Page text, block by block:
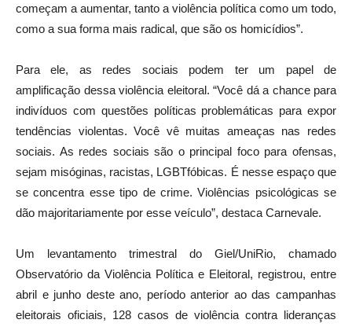
começam a aumentar, tanto a violência política como um todo,
como a sua forma mais radical, que são os homicídios”.
Para ele, as redes sociais podem ter um papel de
amplificação dessa violência eleitoral. “Você dá a chance para
indivíduos com questões políticas problemáticas para expor
tendências violentas. Você vê muitas ameaças nas redes
sociais. As redes sociais são o principal foco para ofensas,
sejam misóginas, racistas, LGBTfóbicas. É nesse espaço que
se concentra esse tipo de crime. Violências psicológicas se
dão majoritariamente por esse veículo”, destaca Carnevale.
Um levantamento trimestral do Giel/UniRio, chamado
Observatório da Violência Política e Eleitoral, registrou, entre
abril e junho deste ano, período anterior ao das campanhas
eleitorais oficiais, 128 casos de violência contra lideranças